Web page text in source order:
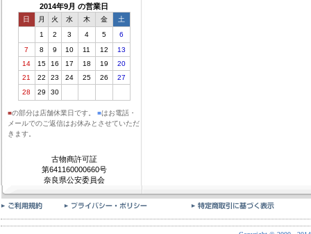
2014年9月 の営業日
日 月 火 水 木 金
土
1
2 3 4 5
6
7
8 9 10 11 12
13
14
15 16 17 18 19
20
21
22 23 24 25 26
27
28
29 30
■の部分は店舗休業日です。 ■はお電話・
メールでのご返信はお休みとさせていただ
きます。
古物商許可証
第641160000660号
奈良県公安委員会